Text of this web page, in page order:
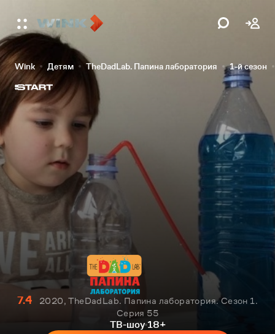
Wink Детям TheDadLab. Папина лаборатория 1-й сезон
7.4
2020, TheDadLab. Папина лаборатория. Сезон 1.
Серия 55
ТВ-шоу 18+